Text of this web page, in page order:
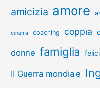
amicizia amore
cinema coaching coppia
donne famiglia
II Guerra mondiale